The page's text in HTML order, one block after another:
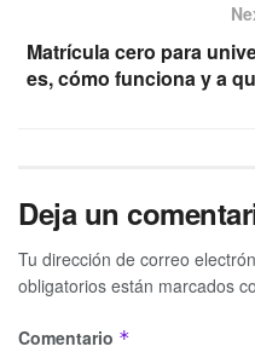
Matrícula cero para
es, cómo funciona y a
Deja un
Tu dirección de correo
obligatorios están marcados
Comentario *